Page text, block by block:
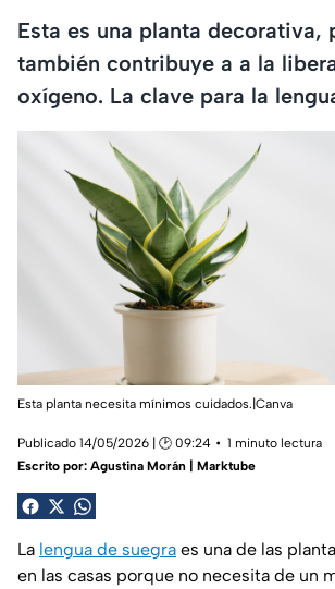
Esta es una planta decorativa,
también contribuye a a la
oxígeno. La clave para la
Esta planta necesita mínimos cuidados.|Canva
Publicado 14/05/2026 | 🕑 09:24
1 minuto lectura
Escrito por: Agustina Morán | Marktube
La lengua de suegra es una de las
en las casas porque no necesita de un